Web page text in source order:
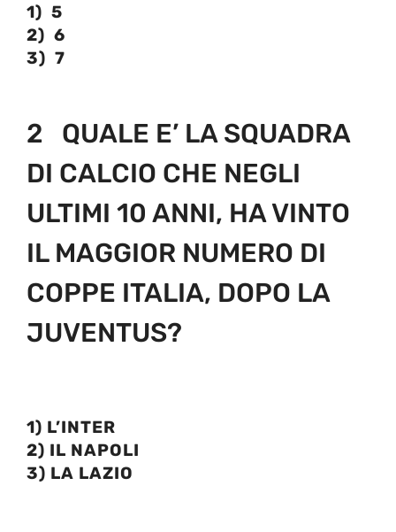
1) 5
2) 6
3) 7
2 QUALE E’ LA SQUADRA
DI CALCIO CHE NEGLI
ULTIMI 10 ANNI, HA VINTO
IL MAGGIOR NUMERO DI
COPPE ITALIA, DOPO LA
JUVENTUS?
1) L’INTER
2) IL NAPOLI
3) LA LAZIO